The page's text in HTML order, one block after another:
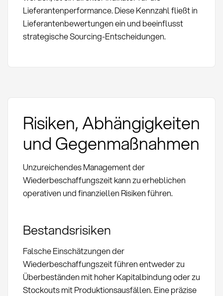
Lieferantenperformance. Diese Kennzahl fließt in
Lieferantenbewertungen ein und beeinflusst
strategische Sourcing-Entscheidungen.
Risiken, Abhängigkeiten
und Gegenmaßnahmen
Unzureichendes Management der
Wiederbeschaffungszeit kann zu erheblichen
operativen und finanziellen Risiken führen.
Bestandsrisiken
Falsche Einschätzungen der
Wiederbeschaffungszeit führen entweder zu
Überbeständen mit hoher Kapitalbindung oder zu
Stockouts mit Produktionsausfällen. Eine präzise